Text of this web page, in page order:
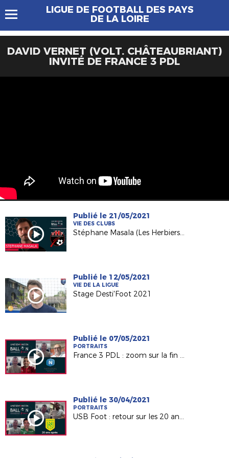
LIGUE DE FOOTBALL DES PAYS
DE LA LOIRE
DAVID VERNET (VOLT. CHÂTEAUBRIANT)
INVITÉ DE FRANCE 3 PDL
Publié le 21/05/2021
VIE DES CLUBS
Stéphane Masala (Les Herbiers VF) invité d'USB Foot sur France 3 PDL
Publié le 12/05/2021
VIE DE LA LIGUE
Stage Desti'Foot 2021
Publié le 07/05/2021
PORTRAITS
France 3 PDL : zoom sur la fin de saison du Mans FC et Laval !
Publié le 30/04/2021
PORTRAITS
USB Foot : retour sur les 20 ans du titre du FC Nantes